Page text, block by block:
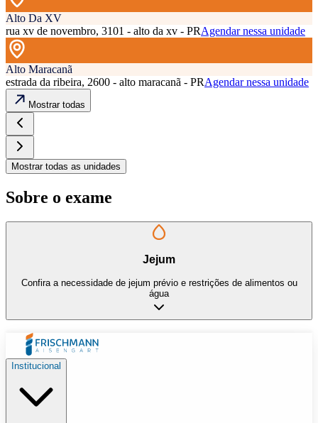
Alto Da XV
rua xv de novembro, 3101 - alto da xv - PRAgendar nessa unidade
Alto Maracanã
estrada da ribeira, 2600 - alto maracanã - PRAgendar nessa unidade
Mostrar todas
Mostrar todas as unidades
Sobre o exame
Jejum
Confira a necessidade de jejum prévio e restrições de alimentos ou
água
Institucional